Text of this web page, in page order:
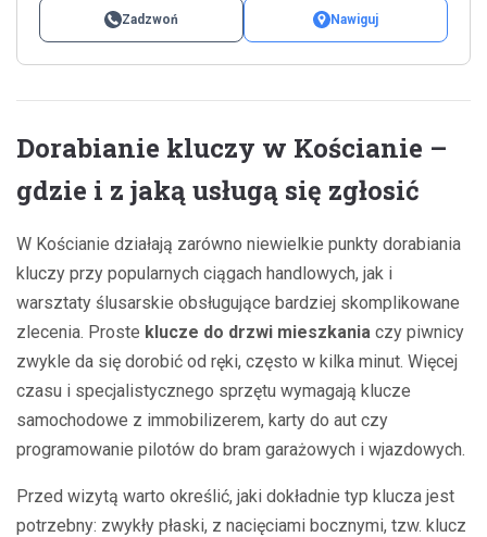
Zadzwoń Nawiguj
Dorabianie kluczy w Kościanie –
gdzie i z jaką usługą się zgłosić
W Kościanie działają zarówno niewielkie punkty dorabiania
kluczy przy popularnych ciągach handlowych, jak i
warsztaty ślusarskie obsługujące bardziej skomplikowane
zlecenia. Proste klucze do drzwi mieszkania czy piwnicy
zwykle da się dorobić od ręki, często w kilka minut. Więcej
czasu i specjalistycznego sprzętu wymagają klucze
samochodowe z immobilizerem, karty do aut czy
programowanie pilotów do bram garażowych i wjazdowych.
Przed wizytą warto określić, jaki dokładnie typ klucza jest
potrzebny: zwykły płaski, z nacięciami bocznymi, tzw. klucz